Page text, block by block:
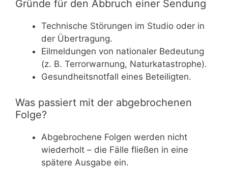
Gründe für den Abbruch einer Sendung
Technische Störungen im Studio oder in
der Übertragung.
Eilmeldungen von nationaler Bedeutung
(z. B. Terrorwarnung, Naturkatastrophe).
Gesundheitsnotfall eines Beteiligten.
Was passiert mit der abgebrochenen
Folge?
Abgebrochene Folgen werden nicht
wiederholt – die Fälle fließen in eine
spätere Ausgabe ein.